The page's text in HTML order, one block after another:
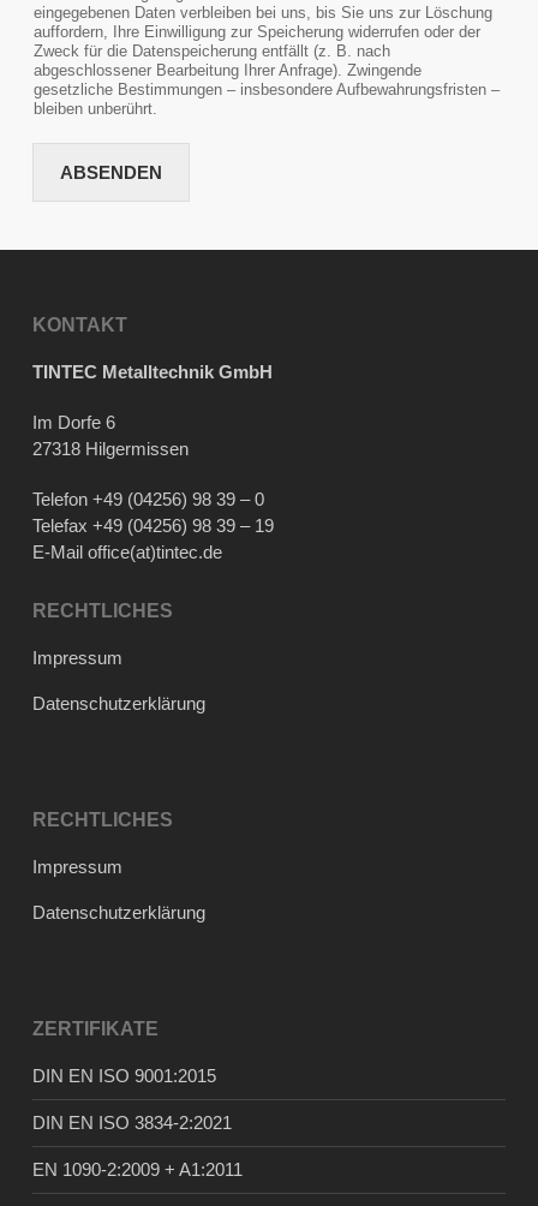
eingegebenen Daten verbleiben bei uns, bis Sie uns zur Löschung
auffordern, Ihre Einwilligung zur Speicherung widerrufen oder der
Zweck für die Datenspeicherung entfällt (z. B. nach
abgeschlossener Bearbeitung Ihrer Anfrage). Zwingende
gesetzliche Bestimmungen – insbesondere Aufbewahrungsfristen –
bleiben unberührt.
ABSENDEN
KONTAKT
TINTEC Metalltechnik GmbH
Im Dorfe 6
27318 Hilgermissen
Telefon +49 (04256) 98 39 – 0
Telefax +49 (04256) 98 39 – 19
E-Mail office(at)tintec.de
RECHTLICHES
Impressum
Datenschutzerklärung
RECHTLICHES
Impressum
Datenschutzerklärung
ZERTIFIKATE
DIN EN ISO 9001:2015
DIN EN ISO 3834-2:2021
EN 1090-2:2009 + A1:2011